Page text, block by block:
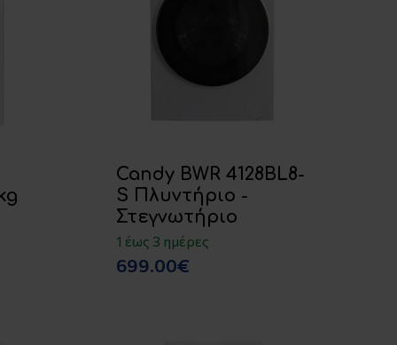
Candy BWR 4128BL8-
S Πλυντήριο -
Στεγνωτήριο
1 έως 3 ημέρες
699.00€